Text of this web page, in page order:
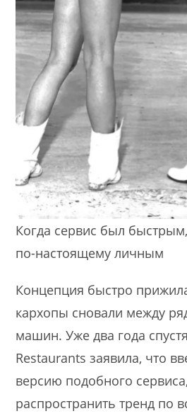
Когда сервис был
по-настоящему личным
Концепция быстро
кархопы сновали между
машин. Уже два года
Restaurants заявила, что
версию подобного
распространить тренд по